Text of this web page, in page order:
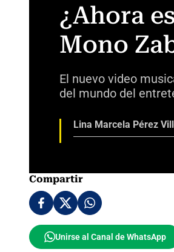
¿Ahora
Mono
El nuevo video
del mundo del
Lina Marcela Pérez
Compartir
Unirse al Canal de WhatsApp